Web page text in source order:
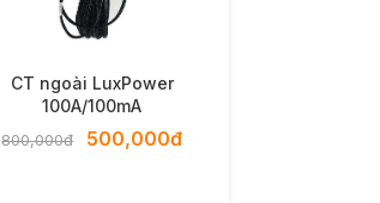
CT ngoài LuxPower
100A/100mA
800,000đ 500,000đ